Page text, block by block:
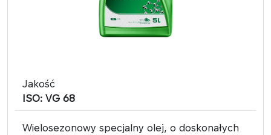
Jakość
ISO: VG 68
Wielosezonowy specjalny olej, o doskonałych